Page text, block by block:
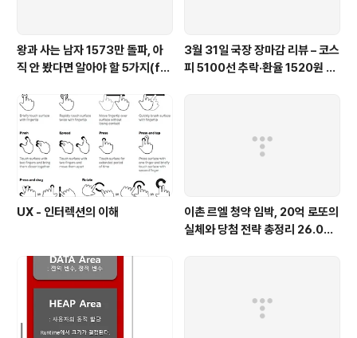
왕과 사는 남자 1573만 돌파, 아
직 안 봤다면 알아야 할 5가지(fe
3월 31일 국장 장마감 리뷰 – 코스
피 5100선 추락·환율 1520원 fe
UX - 인터렉션의 이해
이촌 르엘 청약 임박, 20억 로또의
실체와 당첨 전략 총정리 26.04